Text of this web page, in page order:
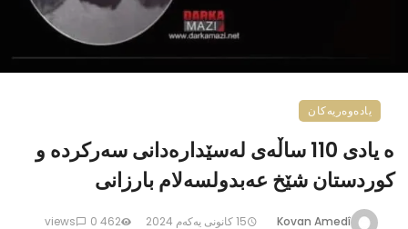
یادەوەریەکان
ە یادی 110 ساڵەی لەسێدارەدانی سەرکردە و
کوردستان شێخ عەبدولسەلام بارزانی
Kovan Amedî 15 كانونی یه‌كه‌م 2024 462 views
0